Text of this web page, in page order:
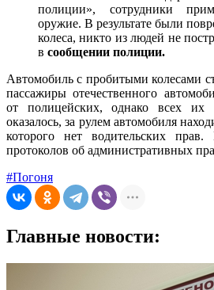
полиции», сотрудники
оружие. В результате были
колеса, никто из людей не
в сообщении полиции.
Автомобиль с пробитыми колесами
пассажиры отечественного
от полицейских, однако всех их
оказалось, за рулем автомобиля
которого нет водительских
протоколов об административных
#Погоня
Главные новости: